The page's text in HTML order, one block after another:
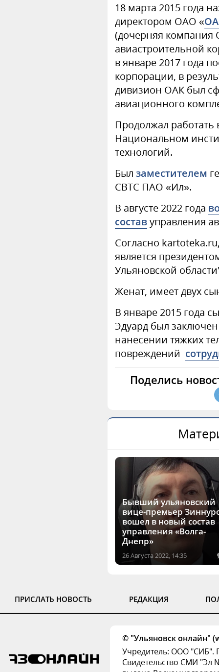
18 марта 2015 года
директором ОАО «
(дочерняя
авиастроительной
в январе 2017 года
корпорации, в
дивизион ОАК был
авиационного
Продолжал работать
Национальном
технологий.
Был заместителем
СВТС ПАО «Ил».
В августе 2022 года
составуправления
Согласно
является
Ульяновской
Женат, имеет двух
В январе 2015 года
Эдуард был
нанесении тяжких
повреждений
Поделись
Бывший ульяновский
вице-премьер
вошел в новый состав
управления «Волга-
Днепр»
26 Августа 2022, 14:35
ПРИСЛАТЬ НОВОСТЬ РЕДАКЦИЯ
© "Ульяновск онлайн"
Учредитель: ООО "СИБ".
Свидетельство СМИ "Эл